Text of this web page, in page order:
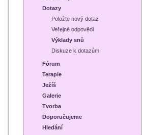
Dotazy
Položte nový dotaz
Veřejné odpovědi
Výklady snů
Diskuze k dotazům
Fórum
Terapie
Ježíš
Galerie
Tvorba
Doporučujeme
Hledání